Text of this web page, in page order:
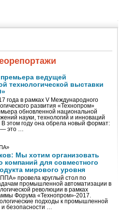
ведущей
технологической выставки
года в рамках V Международного
развития «Технопром»
обновленной национальной
науки, технологий и инноваций
этом году она обрела новый формат:
это …
Мы хотим организовать
компаний для совместного
мирового уровня
провела круглый стол по
промышленной автоматизации в
революции в рамках
Форума «Технопром»-2017.
подходы к промышленной
безопасности …